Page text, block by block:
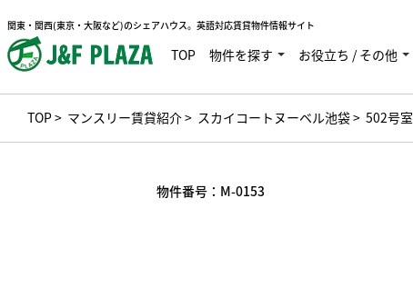
関東・関西(東京・大阪など)のシェアハウス。英語対応賃貸物件情報サイト
TOP 物件を探す お役立ち / その他
TOP> マンスリー賃貸紹介> スカイコートヌーベル池袋> 502号室
物件番号： M-0153